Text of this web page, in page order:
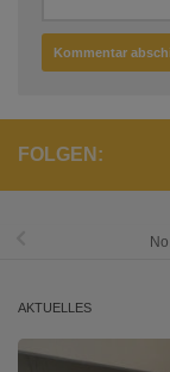
FOLGEN:
AKTUELLES